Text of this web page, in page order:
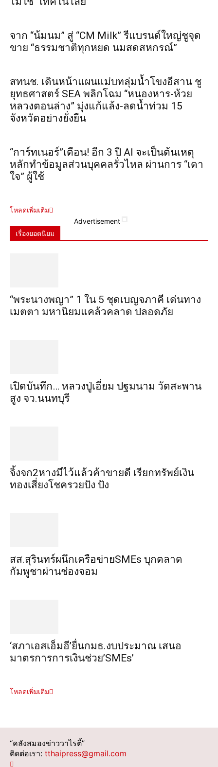
จาก “น้มนม” สู่ “CM Milk” รีแบรนด์ใหญ่ชูจุด
ขาย “ธรรมชาติทุกหยด นมสดสหกรณ์”
สทนช. เดินหน้าแผนแม่บทลุ่มน้ำโขงอีสาน ชู
ยุทธศาสตร์ SEA พลิกโฉม “หนองหาร-ห้วย
หลวงตอนล่าง” มุ่งแก้แล้ง-ลดน้ำท่วม 15
จังหวัดอย่างยั่งยืน
“การ์ทเนอร์”เตือน! อีก 3 ปี AI จะเป็นต้นเหตุ
หลักทำข้อมูลส่วนบุคคลรั่วไหล ผ่านการ “เดา
ใจ” ผู้ใช้
โหลดเพิ่มเติม
Advertisement
เรื่องยอดนิยม
“พระ​นาง​พญา” 1 ใน 5​ ชุดเบญจ​ภาคี​ เด่นทาง
เมตตา​ มหา​นิยม​แคล้วคลาด​ ปลอดภัย​
เปิดบันทึก… หลวงปู่เอี่ยม ​ปฐม​นาม​ วัดสะพาน
สูง​ จว.นนทบุรี
จิ้งจก​2​หาง​มีไว้แล้ว​ค้าขาย​ดี​ เรียก​ทรัพย์เงิน
ทอง​เสี่ยงโชค​รวยปัง​ ปัง​
สส.สุรินทร์ผนึกเครือข่ายSMEs บุกตลาด
กัมพูชาผ่านช่องจอม
‘สภาเอสเอ็มอี’ยื่นกมธ.งบประมาณ เสนอ
มาตรการการเงินช่วย’SMEs’
โหลดเพิ่มเติม
“คลังสมองข่าววาไรตี้”
ติดต่อเรา: tthaipress@gmail.com